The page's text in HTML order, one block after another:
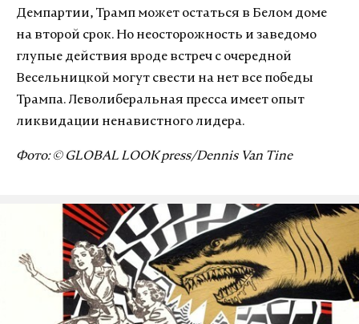
Демпартии, Трамп может остаться в Белом доме
на второй срок. Но неосторожность и заведомо
глупые действия вроде встреч с очередной
Весельницкой могут свести на нет все победы
Трампа. Леволиберальная пресса имеет опыт
ликвидации ненавистного лидера.
Фото: © GLOBAL LOOK press/Dennis Van Tine